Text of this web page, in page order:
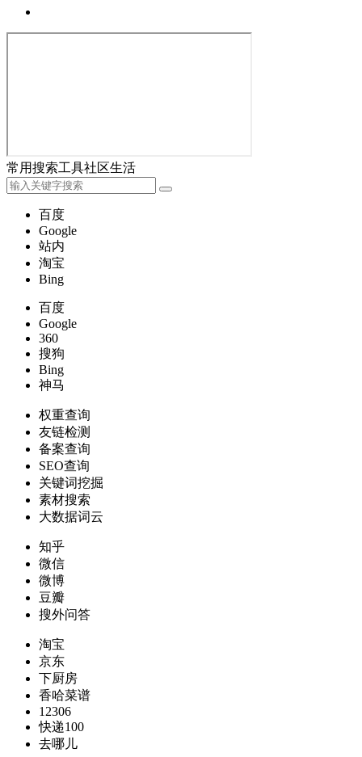
常用搜索工具社区生活
百度
Google
站内
淘宝
Bing
百度
Google
360
搜狗
Bing
神马
权重查询
友链检测
备案查询
SEO查询
关键词挖掘
素材搜索
大数据词云
知乎
微信
微博
豆瓣
搜外问答
淘宝
京东
下厨房
香哈菜谱
12306
快递100
去哪儿